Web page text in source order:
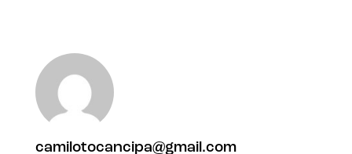
camilotocancipa@gmail.com